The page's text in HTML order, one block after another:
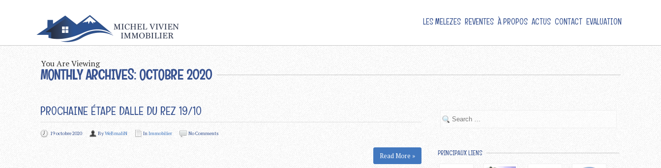
LES MELEZES REVENTES À PROPOS ACTUS CONTACT EVALUATION
You Are Viewing
MONTHLY ARCHIVES: OCTOBRE 2020
PROCHAINE ÉTAPE DALLE DU REZ 19/10
19 octobre 2020 ByWeBmaliN InImmobilier No Comments
Read More » PRINCIPAUX LIENS